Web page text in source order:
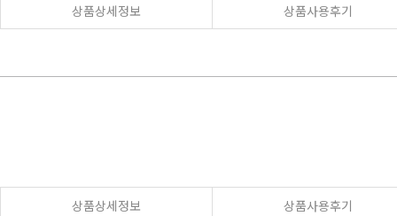
상품상세정보 상품사용후기
상품상세정보 상품사용후기